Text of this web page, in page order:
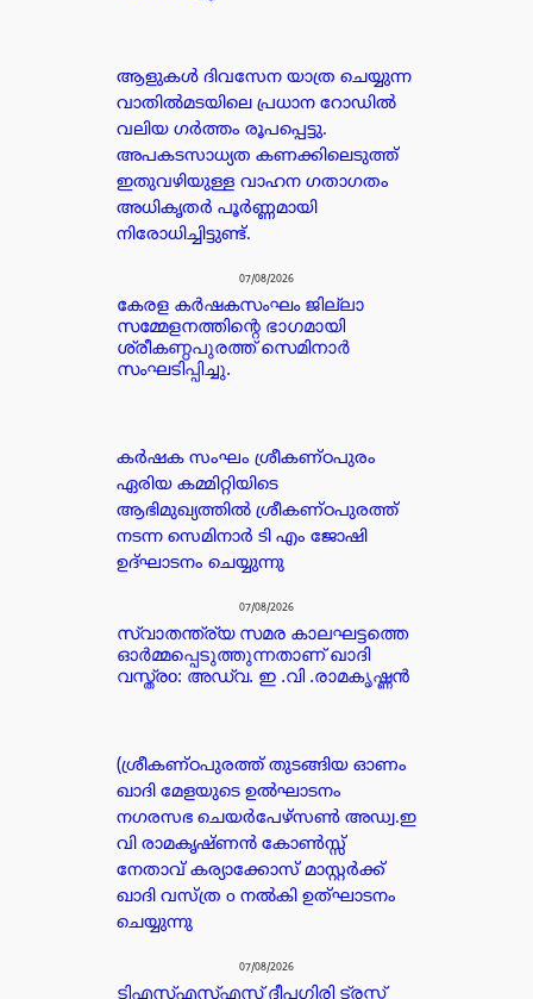
ആളുകൾ ദിവസേന യാത്ര ചെയ്യുന്ന
വാതിൽമടയിലെ പ്രധാന റോഡിൽ
വലിയ ഗർത്തം രൂപപ്പെട്ടു.
അപകടസാധ്യത കണക്കിലെടുത്ത്
ഇതുവഴിയുള്ള വാഹന ഗതാഗതം
അധികൃതർ പൂർണ്ണമായി
നിരോധിച്ചിട്ടുണ്ട്.
07/08/2026
കേരള കർഷകസംഘം ജില്ലാ
സമ്മേളനത്തിന്റെ ഭാഗമായി
ശ്രീകണ്ഠപുരത്ത് സെമിനാർ
സംഘടിപ്പിച്ചു.
കർഷക സംഘം ശ്രീകണ്ഠപുരം
ഏരിയ കമ്മിറ്റിയിടെ
ആഭിമുഖ്യത്തിൽ ശ്രീകണ്ഠപുരത്ത്
നടന്ന സെമിനാർ ടി എം ജോഷി
ഉദ്ഘാടനം ചെയ്യുന്നു
07/08/2026
സ്വാതന്ത്ര്യ സമര കാലഘട്ടത്തെ
ഓർമ്മപ്പെടുത്തുന്നതാണ് ഖാദി
വസ്ത്രo: അഡ്വ. ഇ .വി .രാമകൃഷ്ണൻ
(ശ്രീകണ്ഠപുരത്ത് തുടങ്ങിയ ഓണം
ഖാദി മേളയുടെ ഉൽഘാടനം
നഗരസഭ ചെയർപേഴ്സൺ അഡ്വ.ഇ
വി രാമകൃഷ്ണൻ കോൺസ്സ്
നേതാവ് കര്യാക്കോസ് മാസ്റ്റർക്ക്
ഖാദി വസ്ത്ര o നൽകി ഉത്ഘാടനം
ചെയ്യുന്നു
07/08/2026
ടിഎസ്എസ്എസ് ദീപഗിരി ട്രസ്റ്റ്